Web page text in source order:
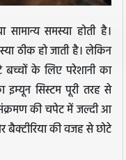
समस्या होती है।
ठीक हो जाती है। लेकिन
के लिए परेशानी का
सिस्टम पूरी तरह से
की चपेट में जल्दी आ
की वजह से छोटे